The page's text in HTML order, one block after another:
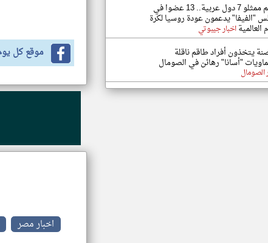
موقع كل
اخبار مصر
بينهم ممثلو 7 دول عربية.. 13 عضوا في
"الفيفا" يدعمون عودة روسيا لكرة
العالميةاخبار جيبوتي
يتخذون أفراد طاقم ناقلة
"أسانا" رهائن في الصومال
الصومال